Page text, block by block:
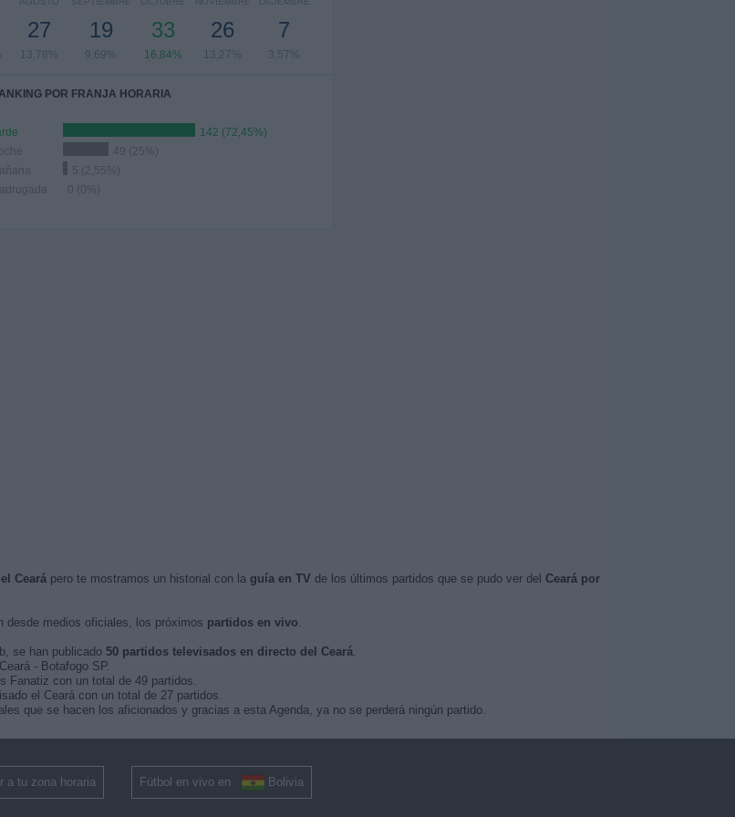
27
13,78%
19
9,69%
33
16,84%
26
13,27%
7
3,57%
POR FRANJA HORARIA
142 (72,45%)
49 (25%)
5 (2,55%)
0 (0%)
Cearápero te mostramos un historial con la guía en TV de los últimos partidos que se pudo ver del Ceará por
desde medios oficiales, los próximos partidos en vivo.
se han publicado 50 partidos televisados en directo del Ceará.
- Botafogo SP.
Fanatiz con un total de 49 partidos.
el Ceará con un total de 27 partidos.
que se hacen los aficionados y gracias a esta Agenda, ya no se perderá ningún partido.
a tu zona horaria Fútbol en vivo en Bolivia